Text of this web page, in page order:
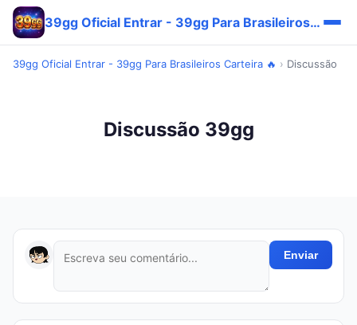
39gg Oficial Entrar - 39gg Para Brasileiros Carteira 🔥
39gg Oficial Entrar - 39gg Para Brasileiros Carteira 🔥 › Discussão
Discussão 39gg
Enviar